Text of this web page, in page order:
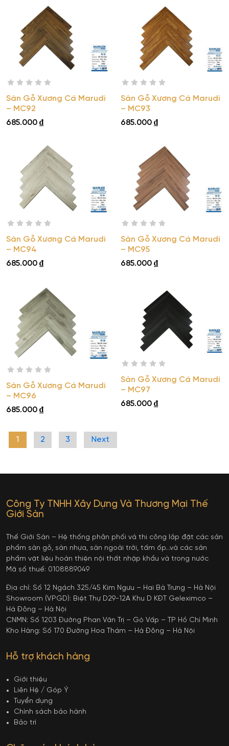
Sàn Gỗ Xương Cá Marudi
– MC92
685.000 ₫
Sàn Gỗ Xương Cá Marudi
– MC93
685.000 ₫
Sàn Gỗ Xương Cá Marudi
– MC94
685.000 ₫
Sàn Gỗ Xương Cá Marudi
– MC95
685.000 ₫
Sàn Gỗ Xương Cá Marudi
– MC96
685.000 ₫
Sàn Gỗ Xương Cá Marudi
– MC97
685.000 ₫
1 2 3 Next
Công Ty TNHH Xây Dựng Và Thương Mại Thế
Giới Sàn
Thế Giới Sàn – Hệ thống phân phối và thi công lắp đặt các sản
phẩm sàn gỗ, sàn nhựa, sàn ngoài trời, tấm ốp…và các sản
phẩm vật liệu hoàn thiện nội thất nhập khẩu và trong nước
Mã số thuế: 0108889049
Địa chỉ: Số 12 Ngách 325/45 Kim Ngưu – Hai Bà Trưng – Hà Nội
Showroom (VPGD): Biệt Thự D29-12A Khu D KĐT Geleximco –
Hà Đông – Hà Nội
CNMN: Số 1203 Đường Phan Văn Trị – Gò Vấp – TP Hồ Chí Minh
Kho Hàng: Số 170 Đường Hoa Thám – Hà Đông – Hà Nội
Hỗ trợ khách hàng
Giới thiệu
Liên Hệ / Góp Ý
Tuyển dụng
Chính sách bảo hành
Bảo trì